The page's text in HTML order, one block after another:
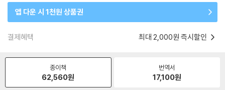
앱 다운 시 1천원 상품권
결제혜택 최대 2,000원 즉시할인
종이책
62,560원
번역서
17,100원